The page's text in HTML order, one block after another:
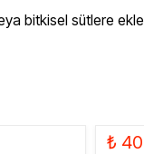
bitkisel sütlere
₺